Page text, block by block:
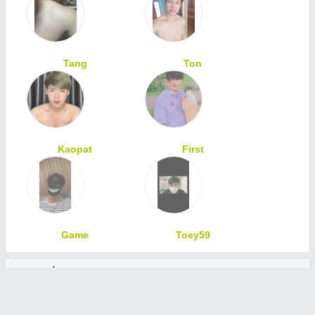
Tang Ton
Kaopat First
Game Toey59